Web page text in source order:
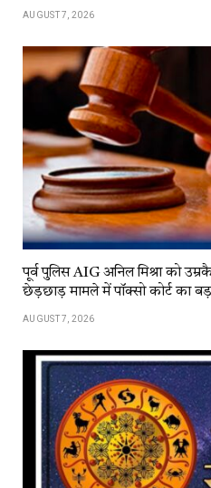
AUGUST 7, 2026
पूर्व पुलिस AIG अनिल मिश्रा को
छेड़छाड़ मामले में पॉक्सो कोर्ट का
AUGUST 7, 2026